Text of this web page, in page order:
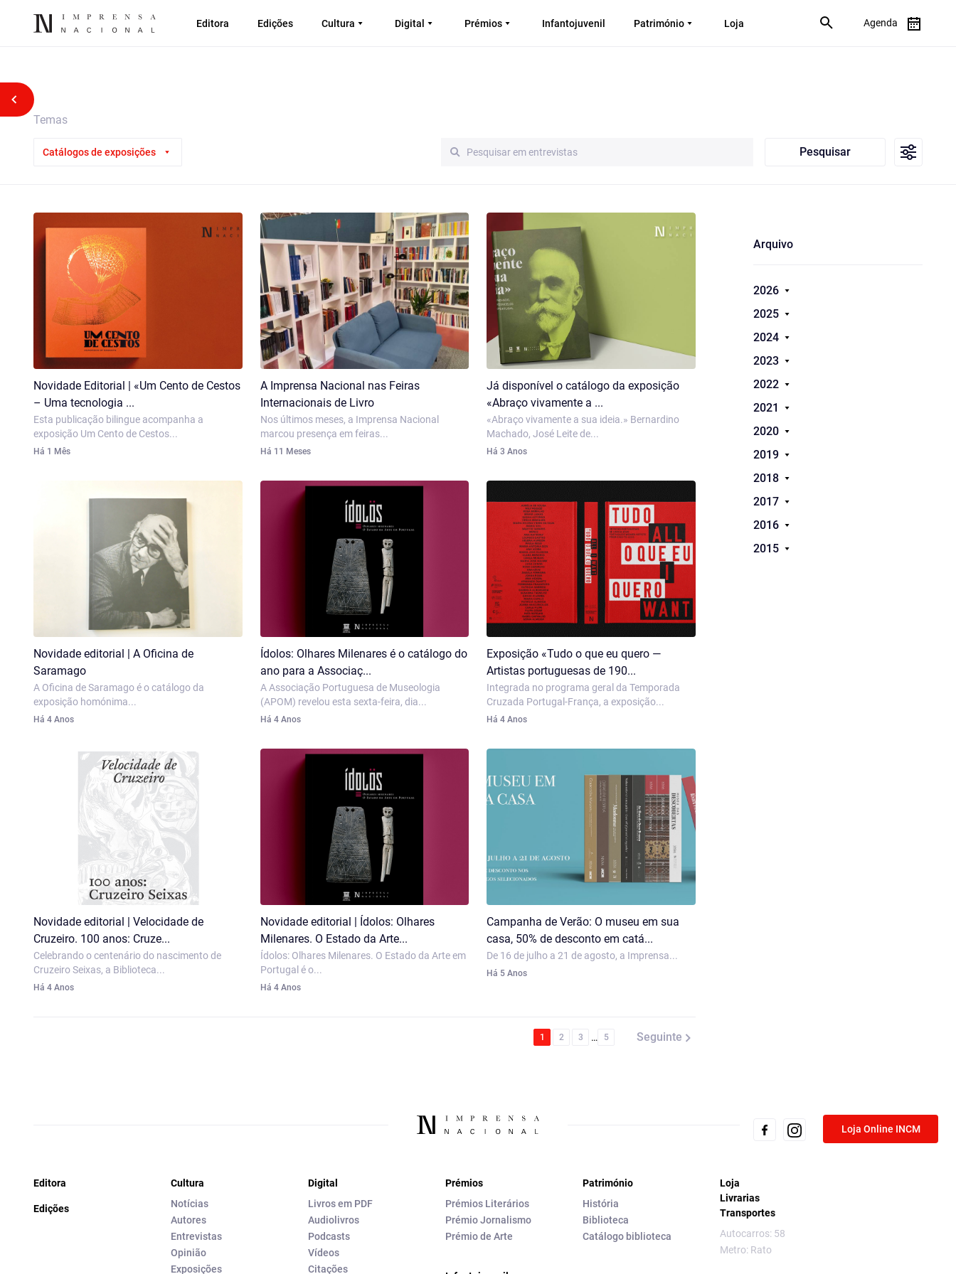
Editora Edições Cultura Digital Prémios Infantojuvenil Património Loja Agenda
Voltar atrás
Temas
Catálogos de exposições Pesquisar
Novidade Editorial | «Um Cento de Cestos
– Uma tecnologia ...
Esta publicação bilingue acompanha a
exposição Um Cento de Cestos...
Há 1 Mês
A Imprensa Nacional nas Feiras
Internacionais de Livro
Nos últimos meses, a Imprensa Nacional
marcou presença em feiras...
Há 11 Meses
Já disponível o catálogo da exposição
«Abraço vivamente a ...
«Abraço vivamente a sua ideia.» Bernardino
Machado, José Leite de...
Há 3 Anos
Novidade editorial | A Oficina de
Saramago
A Oficina de Saramago é o catálogo da
exposição homónima...
Há 4 Anos
Ídolos: Olhares Milenares é o catálogo do
ano para a Associaç...
A Associação Portuguesa de Museologia
(APOM) revelou esta sexta-feira, dia...
Há 4 Anos
Exposição «Tudo o que eu quero —
Artistas portuguesas de 190...
Integrada no programa geral da Temporada
Cruzada Portugal-França, a exposição...
Há 4 Anos
Novidade editorial | Velocidade de
Cruzeiro. 100 anos: Cruze...
Celebrando o centenário do nascimento de
Cruzeiro Seixas, a Biblioteca...
Há 4 Anos
Novidade editorial | Ídolos: Olhares
Milenares. O Estado da Arte...
Ídolos: Olhares Milenares. O Estado da Arte em
Portugal é o...
Há 4 Anos
Campanha de Verão: O museu em sua
casa, 50% de desconto em catá...
De 16 de julho a 21 de agosto, a Imprensa...
Há 5 Anos
1 2 3 … 5 Seguinte
Arquivo
2026
2025
2024
2023
2022
2021
2020
2019
2018
2017
2016
2015
Loja Online INCM
Editora
Edições
Cultura
Notícias
Autores
Entrevistas
Opinião
Exposições
Digital
Livros em PDF
Audiolivros
Podcasts
Vídeos
Citações
Prémios
Prémios Literários
Prémio Jornalismo
Prémio de Arte
Património
História
Biblioteca
Catálogo biblioteca
Loja
Livrarias
Transportes
Autocarros: 58
Metro: Rato